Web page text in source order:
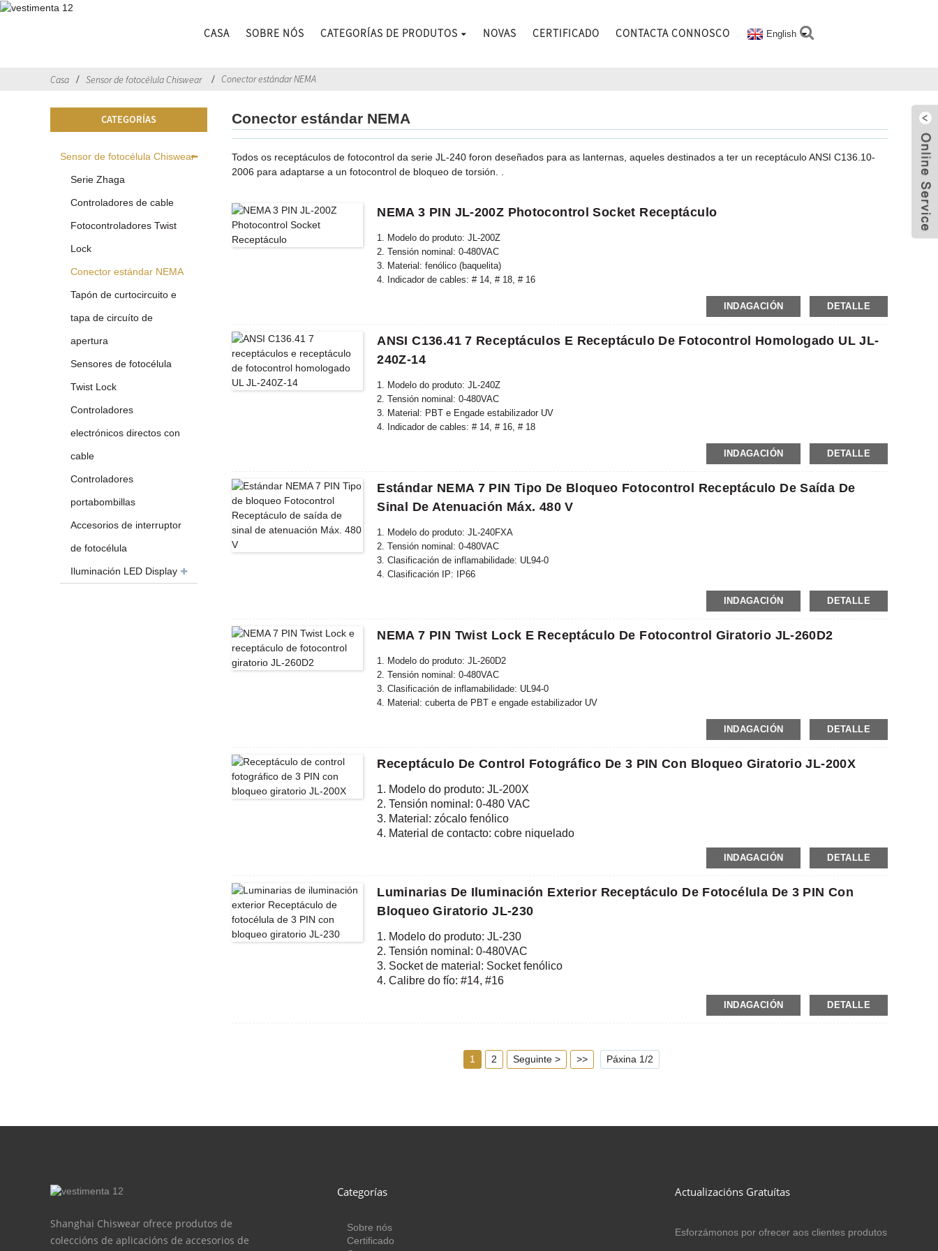
CASA SOBRE NÓS CATEGORÍAS DE PRODUTOS NOVAS CERTIFICADO CONTACTA CONNOSCO English
Casa Sensor de fotocélula Chiswear Conector estándar NEMA
CATEGORÍAS
Sensor de fotocélula Chiswear
Serie Zhaga
Controladores de cable
Fotocontroladores Twist
Lock
Conector estándar NEMA
Tapón de curtocircuito e
tapa de circuíto de
apertura
Sensores de fotocélula
Twist Lock
Controladores
electrónicos directos con
cable
Controladores
portabombillas
Accesorios de interruptor
de fotocélula
Iluminación LED Display
Conector estándar NEMA
Todos os receptáculos de fotocontrol da serie JL-240 foron deseñados para as lanternas, aqueles destinados a ter un receptáculo ANSI C136.10-
2006 para adaptarse a un fotocontrol de bloqueo de torsión. .
NEMA 3 PIN JL-200Z Photocontrol Socket Receptáculo
1. Modelo do produto: JL-200Z
2. Tensión nominal: 0-480VAC
3. Material: fenólico (baquelita)
4. Indicador de cables: # 14, # 18, # 16
INDAGACIÓN DETALLE
ANSI C136.41 7 Receptáculos E Receptáculo De Fotocontrol Homologado UL JL-
240Z-14
1. Modelo do produto: JL-240Z
2. Tensión nominal: 0-480VAC
3. Material: PBT e Engade estabilizador UV
4. Indicador de cables: # 14, # 16, # 18
INDAGACIÓN DETALLE
Estándar NEMA 7 PIN Tipo De Bloqueo Fotocontrol Receptáculo De Saída De
Sinal De Atenuación Máx. 480 V
1. Modelo do produto: JL-240FXA
2. Tensión nominal: 0-480VAC
3. Clasificación de inflamabilidade: UL94-0
4. Clasificación IP: IP66
INDAGACIÓN DETALLE
NEMA 7 PIN Twist Lock E Receptáculo De Fotocontrol Giratorio JL-260D2
1. Modelo do produto: JL-260D2
2. Tensión nominal: 0-480VAC
3. Clasificación de inflamabilidade: UL94-0
4. Material: cuberta de PBT e engade estabilizador UV
INDAGACIÓN
DETALLE
Receptáculo De Control Fotográfico De 3 PIN Con Bloqueo Giratorio JL-200X
1. Modelo do produto: JL-200X
2. Tensión nominal: 0-480 VAC
3. Material: zócalo fenólico
4. Material de contacto: cobre niquelado
INDAGACIÓN DETALLE
Luminarias De Iluminación Exterior Receptáculo De Fotocélula De 3 PIN Con
Bloqueo Giratorio JL-230
1. Modelo do produto: JL-230
2. Tensión nominal: 0-480VAC
3. Socket de material: Socket fenólico
4. Calibre do fío: #14, #16
INDAGACIÓN DETALLE
1 2 Seguinte > >> Páxina 1/2
Shanghai Chiswear ofrece produtos de
coleccións de aplicacións de accesorios de
Categorías
Sobre nós
Certificado
Actualizacións Gratuítas
Esforzámonos por ofrecer aos clientes produtos